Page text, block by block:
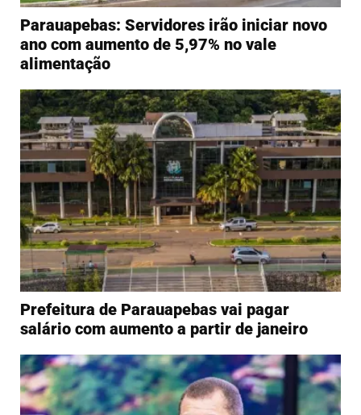
Parauapebas: Servidores irão iniciar novo
ano com aumento de 5,97% no vale
alimentação
Prefeitura de Parauapebas vai pagar
salário com aumento a partir de janeiro